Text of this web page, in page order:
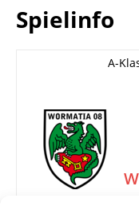
Spielinfo
A-